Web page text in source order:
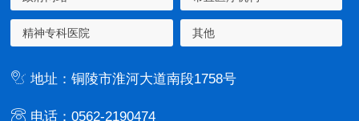
地址：铜陵市淮河大道南段1758号
电话：0562-2190474